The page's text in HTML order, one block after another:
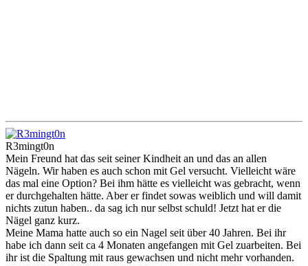
R3mingt0n
Mein Freund hat das seit seiner Kindheit an und das an allen
Nägeln. Wir haben es auch schon mit Gel versucht. Vielleicht wäre
das mal eine Option? Bei ihm hätte es vielleicht was gebracht, wenn
er durchgehalten hätte. Aber er findet sowas weiblich und will damit
nichts zutun haben.. da sag ich nur selbst schuld! Jetzt hat er die
Nägel ganz kurz.
Meine Mama hatte auch so ein Nagel seit über 40 Jahren. Bei ihr
habe ich dann seit ca 4 Monaten angefangen mit Gel zuarbeiten. Bei
ihr ist die Spaltung mit raus gewachsen und nicht mehr vorhanden.